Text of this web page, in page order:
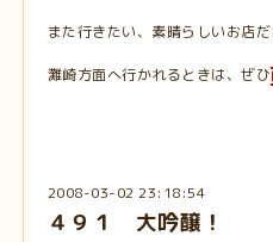
また行きたい、素晴らしいお店
灘崎方面へ行かれるときは、ぜひ
2008-03-02 23:18:54
４９１ 大吟醸！